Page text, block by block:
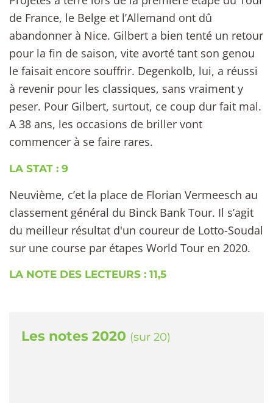
de France, le Belge et l’Allemand ont dû
abandonner à Nice. Gilbert a bien tenté un retour
pour la fin de saison, vite avorté tant son genou
le faisait encore souffrir. Degenkolb, lui, a réussi
à revenir pour les classiques, sans vraiment y
peser. Pour Gilbert, surtout, ce coup dur fait mal.
A 38 ans, les occasions de briller vont
commencer à se faire rares.
LA STAT : 9
Neuvième, c’et la place de Florian Vermeesch au
classement général du Binck Bank Tour. Il s’agit
du meilleur résultat d'un coureur de Lotto-Soudal
sur une course par étapes World Tour en 2020.
LA NOTE DES LECTEURS : 11,5
Les notes 2020 (sur 20)